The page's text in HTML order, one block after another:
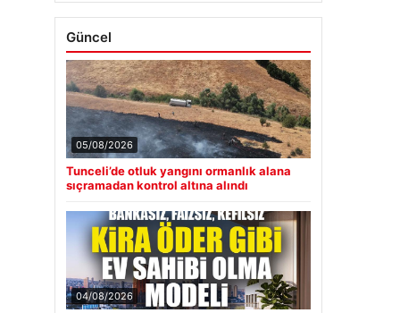
Güncel
05/08/2026
Tunceli’de otluk yangını ormanlık alana
sıçramadan kontrol altına alındı
04/08/2026